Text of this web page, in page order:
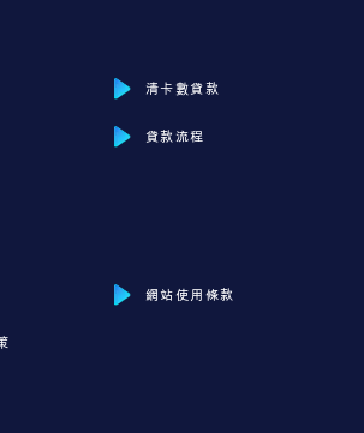
清卡數貸款
貸款流程
網站使用條款